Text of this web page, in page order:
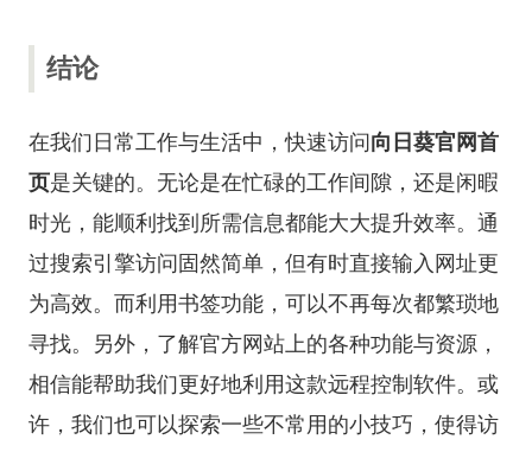
结论
在我们日常工作与生活中，快速访问 向日葵官网首
页是关键的。无论是在忙碌的工作间隙，还是闲暇
时光，能顺利找到所需信息都能大大提升效率。通
过搜索引擎访问固然简单，但有时直接输入网址更
为高效。而利用书签功能，可以不再每次都繁琐地
寻找。另外，了解官方网站上的各种功能与资源，
相信能帮助我们更好地利用这款远程控制软件。或
许，我们也可以探索一些不常用的小技巧，使得访